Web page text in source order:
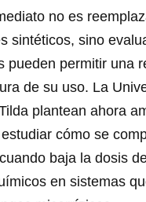
no es
sintéticos, sino
pueden permitir una
de su uso. La
plantean ahora
cómo se
baja la dosis
en sistemas